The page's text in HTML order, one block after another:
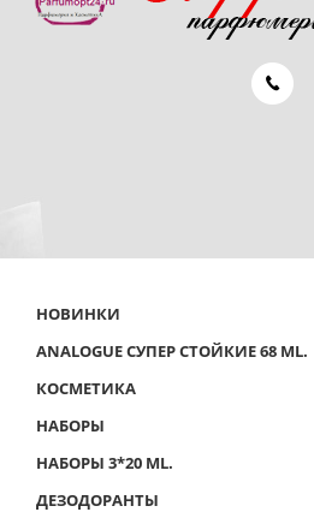
НОВИНКИ
ANALOGUE СУПЕР СТОЙКИЕ 68 ML.
КОСМЕТИКА
НАБОРЫ
НАБОРЫ 3*20 ML.
ДЕЗОДОРАНТЫ